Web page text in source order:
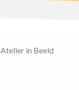
Atelier in Beeld